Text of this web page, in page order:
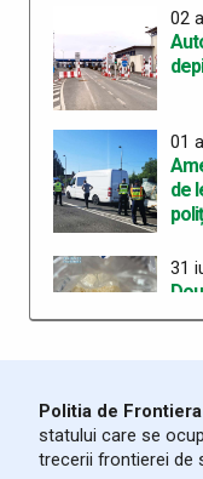
02
01
de
31
28
Politia de
statului care se
trecerii frontierei de